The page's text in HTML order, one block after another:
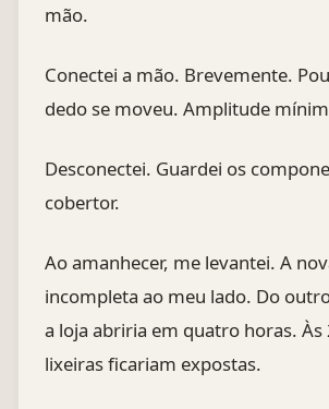
mão.
Conectei a mão. Brevemente.
dedo se moveu. Amplitude
Desconectei. Guardei os
cobertor.
Ao amanhecer, me levantei. A
incompleta ao meu lado. Do
a loja abriria em quatro horas. Às
lixeiras ficariam expostas.